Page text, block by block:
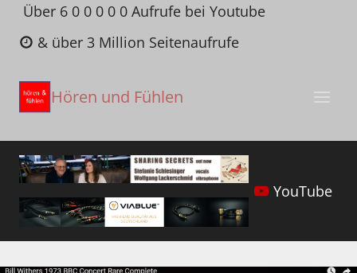
Zum
Inhalt
springen
Über 6 0 0 0 0 0 Aufrufe bei Youtube
& über 3 Million Seitenaufrufe
Hören und Fühlen
YouTube